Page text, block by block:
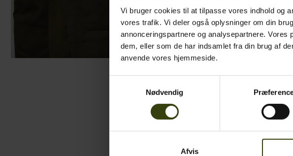
Vi bruger cookies til at tilpasse vores indhold og
vores trafik. Vi deler også oplysninger om din
annonceringspartnere og analysepartnere.
dem, eller som de har indsamlet fra din brug af
anvende vores hjemmeside.
Nødvendig
Afvis